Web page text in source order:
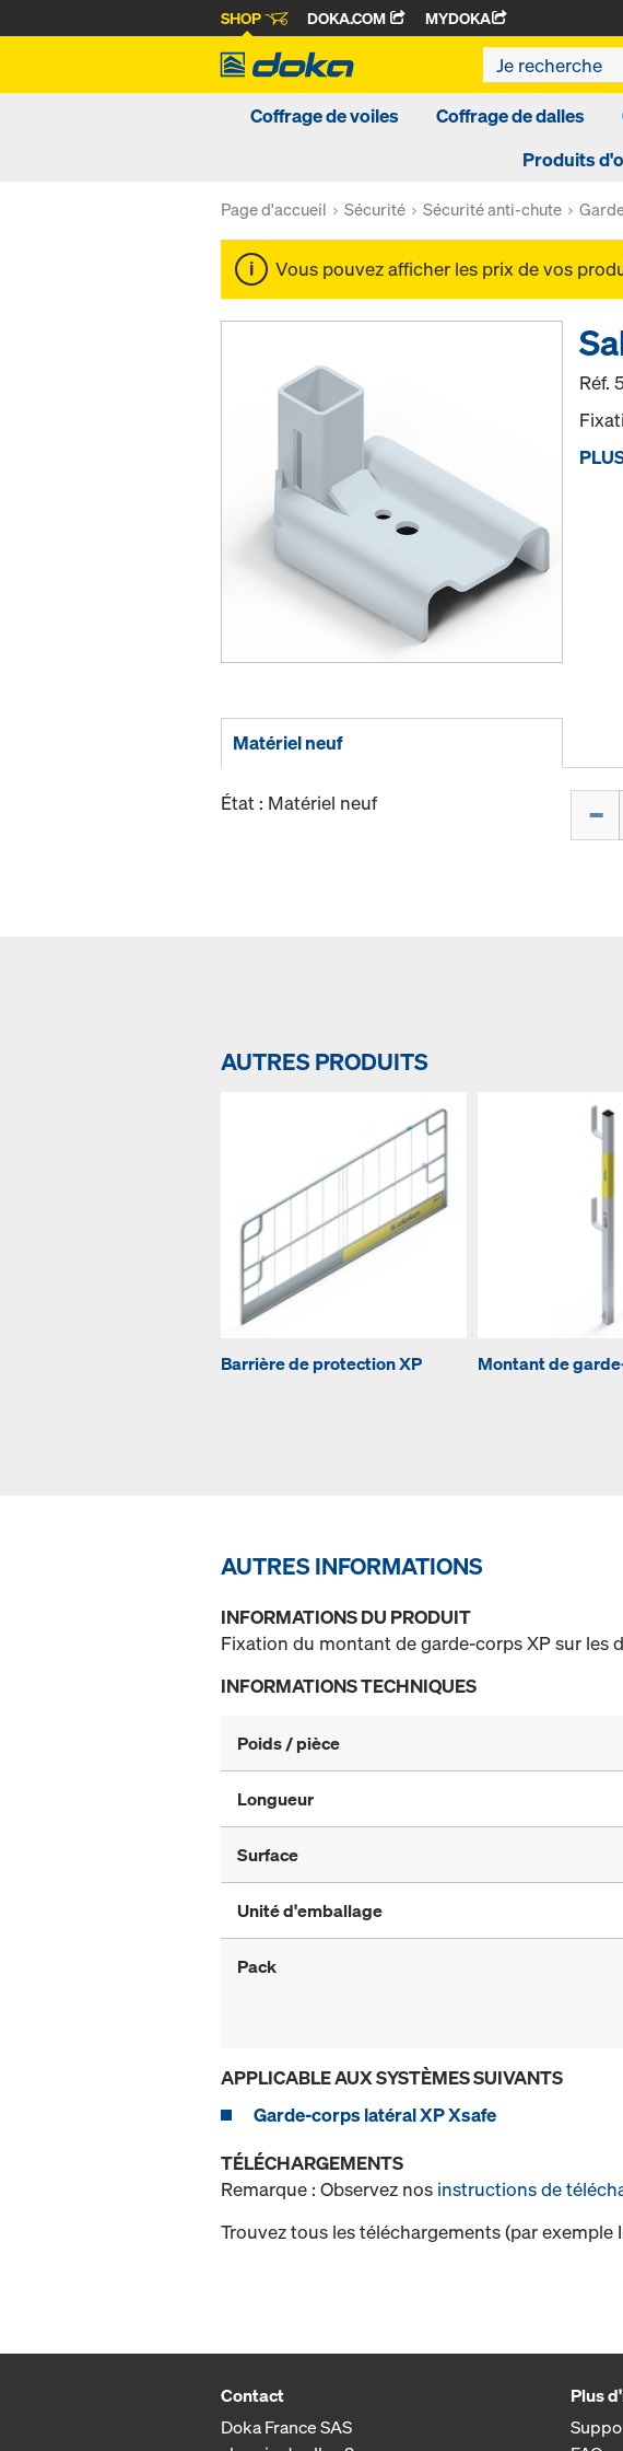
SHOP DOKA.COM MYDOKA
Coffrage de voiles Coffrage de dalles
Produits
Page d'accueil Sécurité Sécurité anti-chute
Vous pouvez afficher les prix de vos
Réf.
Matériel neuf
État : Matériel neuf
AUTRES PRODUITS
Barrière de protection XP Montant de
AUTRES INFORMATIONS
INFORMATIONS DU PRODUIT
Fixation du montant de garde-corps XP sur les
INFORMATIONS TECHNIQUES
Poids / pièce
Longueur
Surface
Unité d'emballage
Pack
APPLICABLE AUX SYSTÈMES SUIVANTS
Garde-corps latéral XP Xsafe
TÉLÉCHARGEMENTS
Remarque : Observez nos instructions de
Trouvez tous les téléchargements (par
Contact
Doka France SAS
Plus